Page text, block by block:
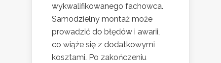
wykwalifikowanego fachowca.
Samodzielny montaż może
prowadzić do błędów i awarii,
co wiąże się z dodatkowymi
kosztami. Po zakończeniu